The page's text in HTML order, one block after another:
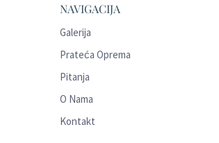
NAVIGACIJA
Galerija
Prateća Oprema
Pitanja
O Nama
Kontakt